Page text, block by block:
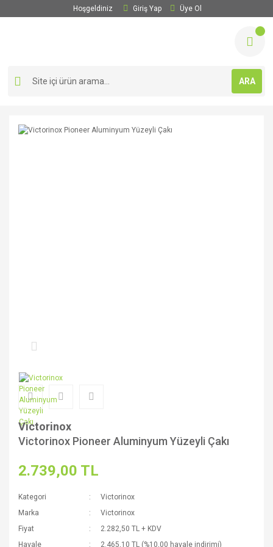
Hoşgeldiniz Giriş Yap Üye Ol
ARA
Victorinox
Victorinox Pioneer Aluminyum Yüzeyli Çakı
2.739,00 TL
Kategori
Victorinox
Marka
Victorinox
Fiyat
2.282,50 TL + KDV
Havale
2.465,10 TL (%10,00 havale indirimi)